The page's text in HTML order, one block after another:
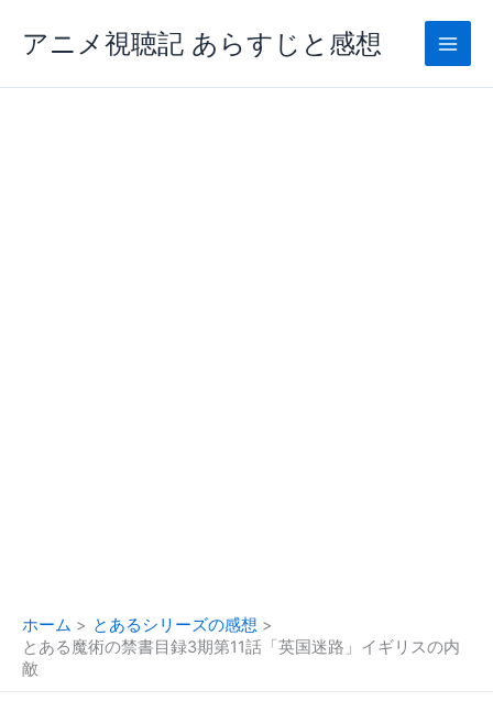
ス
アニメ視聴記 あらすじと感想
ホーム
とあるシリーズの感想
とある魔術の禁書目録3期第11話「英国迷路」イギリスの内
敵